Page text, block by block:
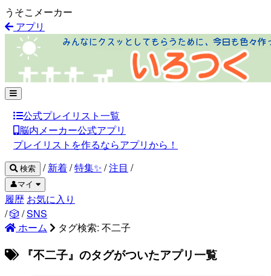
うそこメーカー
アプリ
公式プレイリスト一覧
脳内メーカー公式アプリ
プレイリストを作るならアプリから！
検索 / 新着/特集✨ /注目 /
👤マイ
履歴 お気に入り
/🎲 /SNS
ホーム
タグ検索: 不二子
『不二子』のタグがついたアプリ一覧